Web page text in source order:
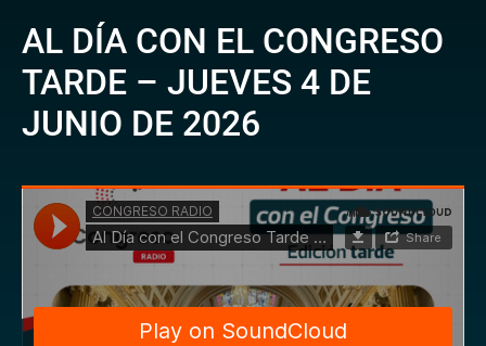
AL DÍA CON EL CONGRESO
TARDE – JUEVES 4 DE
JUNIO DE 2026